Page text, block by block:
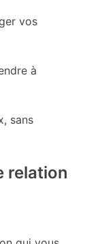
vos
à
sans
relation